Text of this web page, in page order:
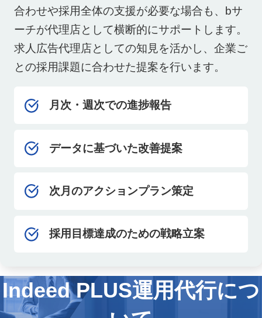
合わせや採用全体の支援が必要な場合も、bサ
ーチが代理店として横断的にサポートします。
求人広告代理店としての知見を活かし、企業ご
との採用課題に合わせた提案を行います。
月次・週次での進捗報告
データに基づいた改善提案
次月のアクションプラン策定
採用目標達成のための戦略立案
Indeed PLUS運用代行につ